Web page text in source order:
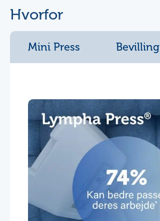
Hvorfor
Mini Press Bevilling